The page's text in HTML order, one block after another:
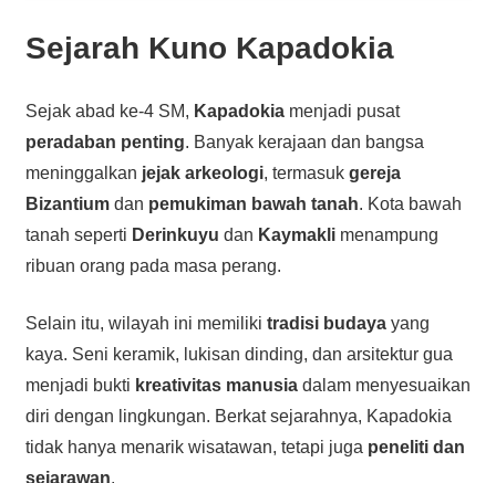
Sejarah Kuno Kapadokia
Sejak abad ke-4 SM, Kapadokiamenjadi pusat
peradaban penting. Banyak kerajaan dan bangsa
meninggalkan jejak arkeologi, termasuk gereja
Bizantiumdan pemukiman bawah tanah. Kota bawah
tanah seperti Derinkuyu dan Kaymaklimenampung
ribuan orang pada masa perang.
Selain itu, wilayah ini memiliki tradisi budayayang
kaya. Seni keramik, lukisan dinding, dan arsitektur gua
menjadi bukti kreativitas manusiadalam menyesuaikan
diri dengan lingkungan. Berkat sejarahnya, Kapadokia
tidak hanya menarik wisatawan, tetapi juga peneliti dan
sejarawan.